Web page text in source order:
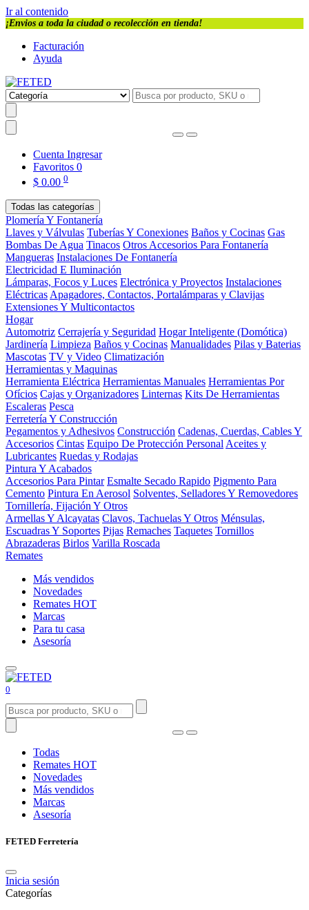
Ir al contenido
¡Envios a toda la ciudad o recolección en tienda!
Facturación
Ayuda
Cuenta Ingresar
Favoritos 0
$ 0.00 0
Todas las categorías
Plomería Y Fontanería
Llaves y Válvulas Tuberías Y Conexiones Baños y Cocinas Gas
Bombas De Agua Tinacos Otros Accesorios Para Fontanería
Mangueras Instalaciones De Fontanería
Electricidad E Iluminación
Lámparas, Focos y Luces Electrónica y Proyectos Instalaciones
Eléctricas Apagadores, Contactos, Portalámparas y Clavijas
Extensiones Y Multicontactos
Hogar
Automotriz Cerrajería y Seguridad Hogar Inteligente (Domótica)
Jardinería Limpieza Baños y Cocinas Manualidades Pilas y Baterias
Mascotas TV y Video Climatización
Herramientas y Maquinas
Herramienta Eléctrica Herramientas Manuales Herramientas Por
Ofícios Cajas y Organizadores Linternas Kits De Herramientas
Escaleras Pesca
Ferretería Y Construcción
Pegamentos y Adhesivos Construcción Cadenas, Cuerdas, Cables Y
Accesorios Cintas Equipo De Protección Personal Aceites y
Lubricantes Ruedas y Rodajas
Pintura Y Acabados
Accesorios Para Pintar Esmalte Secado Rapido Pigmento Para
Cemento Pintura En Aerosol Solventes, Selladores Y Removedores
Tornillería, Fijación Y Otros
Armellas Y Alcayatas Clavos, Tachuelas Y Otros Ménsulas,
Escuadras Y Soportes Pijas Remaches Taquetes Tornillos
Abrazaderas Birlos Varilla Roscada
Remates
Más vendidos
Novedades
Remates HOT
Marcas
Para tu casa
Asesoría
0
Todas
Remates HOT
Novedades
Más vendidos
Marcas
Asesoría
FETED Ferretería
Inicia sesión
Categorías